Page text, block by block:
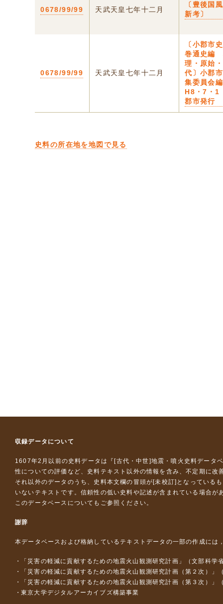
0678/99/99 天武天皇七年十二月
〔豊後国
新考〕
0678/99/99 天武天皇七年十二月
〔小郡市
巻通史編
理・原始
代〕小郡
集委員会編
H8・7・
郡市発行
史料の所在地を地図で見る
収録データについて
1607年2月以前の史料データは『 [古代・中世]地震・噴火史料データ
性についての評価など、史料テキスト以外の情報を含み、不定期に改
それ以外のデータのうち、史料本文欄の冒頭が[未校訂]となっている
いないテキストです。信頼性の低い史料や記述が含まれている場合が
このデータベースについて もご参照ください。
謝辞
本データベースおよび格納しているテキストデータの一部の作成には
「災害の軽減に貢献するための地震火山観測研究計画」（文部科学
「災害の軽減に貢献するための地震火山観測研究計画（第２次）」
「災害の軽減に貢献するための地震火山観測研究計画（第３次）」
東京大学デジタルアーカイブズ構築事業